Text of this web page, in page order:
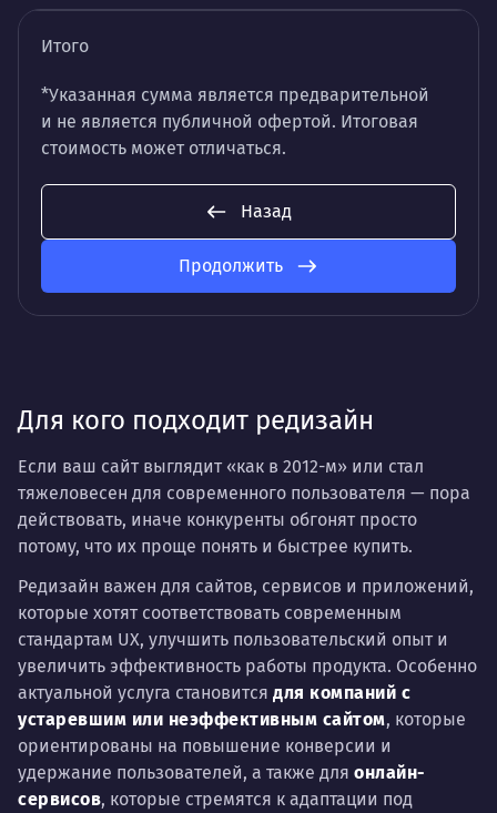
Итого
*Указанная сумма является предварительной
и не является публичной офертой. Итоговая
стоимость может отличаться.
Назад
Продолжить
Для кого подходит редизайн
Если ваш сайт выглядит «как в 2012-м» или стал
тяжеловесен для современного пользователя — пора
действовать, иначе конкуренты обгонят просто
потому, что их проще понять и быстрее купить.
Редизайн важен для сайтов, сервисов и приложений,
которые хотят соответствовать современным
стандартам UX, улучшить пользовательский опыт и
увеличить эффективность работы продукта. Особенно
актуальной услуга становится для компаний с
устаревшим или неэффективным сайтом, которые
ориентированы на повышение конверсии и
удержание пользователей, а также для онлайн-
сервисов, которые стремятся к адаптации под